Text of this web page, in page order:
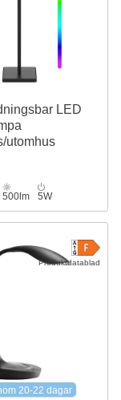
LED
utomhus
touch dimbar, IP54
500lm 5W
Produktdatablad
20-22 dagar